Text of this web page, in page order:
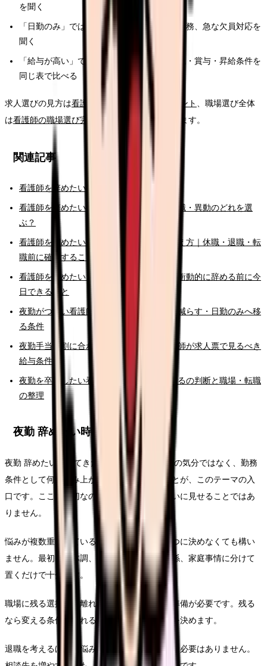
を聞く
「日勤のみ」ではなく、オンコール、土日勤務、急な欠員対応を
聞く
「給与が高い」ではなく、夜勤回数・残業代・賞与・昇給条件を
同じ表で比べる
求人選びの見方は看護師の求人票チェックポイント
、職場選び全体
は看護師の職場選び完全ガイド でも整理しています。
関連記事
看護師を辞めたい時の完全ガイド
看護師を辞めたい時の判断基準｜転職・休職・異動のどれを選
ぶ？
看護師を辞めたいけどお金が不安な時の考え方｜休職・退職・転
職前に確認すること
看護師を辞めたいと強く思った時の初動｜衝動的に辞める前に今
日できること
夜勤がつらい看護師の判断基準｜続ける・減らす・日勤のみへ移
る条件
夜勤手当が割に合わないと感じたら。看護師が求人票で見るべき
給与条件
夜勤を卒業したい看護師へ。減らす・やめるの判断と職場・転職
の整理
夜勤 辞めたい時の固有チェック
夜勤 辞めたいが出てきた時点で、単なる一日の気分ではなく、勤務
条件として何が積み上がっているかを見ることが、このテーマの入
口です。ここで大切なのは、退職理由をきれいに見せることではあ
りません。
悩みが複数重なっている時は、退職理由を一つに決めなくても構い
ません。最初は、体調、勤務、給与、人間関係、家庭事情に分けて
置くだけで十分です。
職場に残る選択も、離れる選択も、どちらも準備が必要です。残る
なら変える条件、離れるなら次で避ける条件を決めます。
退職を考えるほどの悩みは、本人だけで背負う必要はありません。